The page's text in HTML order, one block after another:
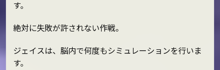
す。
絶対に失敗が許されない作戦。
ジェイスは、脳内で何度もシミュレーションを行いま
す。